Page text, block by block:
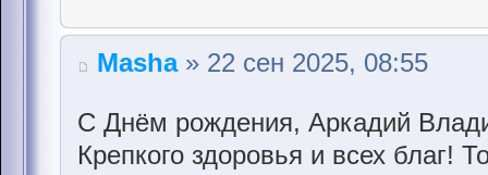
Masha» 22 сен 2025, 08:55
С Днём рождения, Аркадий
Крепкого здоровья и всех благ!